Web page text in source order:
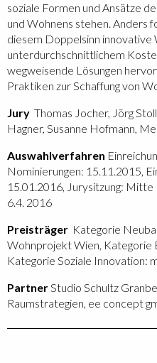
soziale Formen und Ansätze
und Wohnens stehen. Anders
diesem Doppelsinn innovative
unterdurchschnittlichem
wegweisende Lösungen
Praktiken zur Schaffung von
Jury Thomas Jocher, Jörg
Hagner, Susanne Hofmann,
Auswahlverfahren
Nominierungen: 15.11.2015,
15.01.2016, Jurysitzung:
6.4. 2016
Preisträger Kategorie
Wohnprojekt Wien, Kategorie
Kategorie Soziale Innovation:
PartnerStudio Schultz
Raumstrategien, ee concept